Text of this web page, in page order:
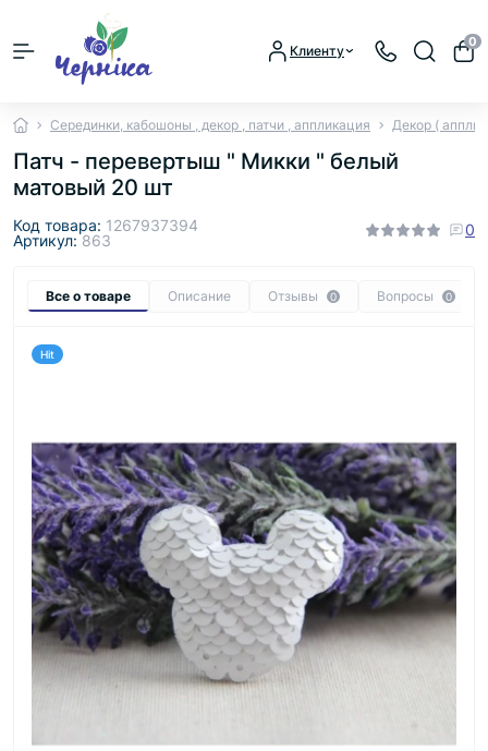
Клиенту
0
Серединки, кабошоны , декор , патчи , аппликация Декор (
Патч - перевертыш " Микки " белый
матовый 20 шт
Код товара: 1267937394
Артикул:863
0
Все о товаре Описание Отзывы 0 Вопросы 0
Hit